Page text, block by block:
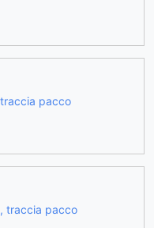
pacco
traccia pacco